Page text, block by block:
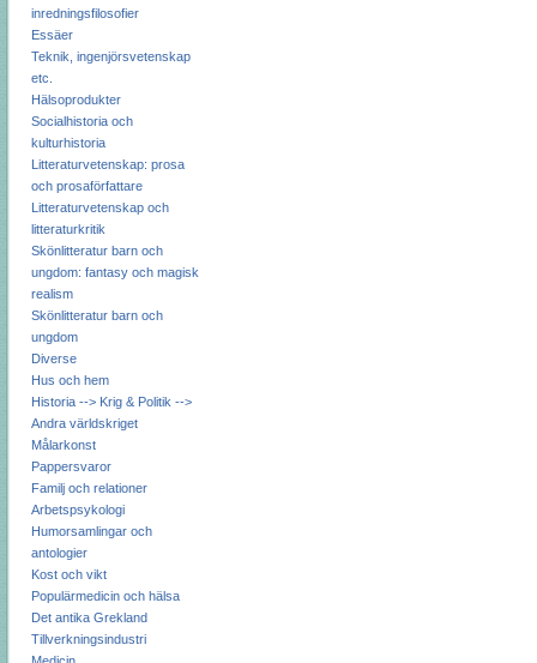
inredningsfilosofier
Essäer
Teknik, ingenjörsvetenskap
etc.
Hälsoprodukter
Socialhistoria och
kulturhistoria
Litteraturvetenskap: prosa
och prosaförfattare
Litteraturvetenskap och
litteraturkritik
Skönlitteratur barn och
ungdom: fantasy och magisk
realism
Skönlitteratur barn och
ungdom
Diverse
Hus och hem
Historia --> Krig & Politik -->
Andra världskriget
Målarkonst
Pappersvaror
Familj och relationer
Arbetspsykologi
Humorsamlingar och
antologier
Kost och vikt
Populärmedicin och hälsa
Det antika Grekland
Tillverkningsindustri